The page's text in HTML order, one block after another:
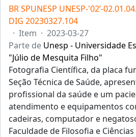
BR SPUNESP UNESP-'02’-
DIG 20230327.104
· Item · 2023-03-27
Parte de Unesp - Universidade
"Júlio de Mesquita Filho"
Fotografia Científica, da placa
Seção Técnica de Saúde,
profissional da saúde e um
atendimento e equipamentos
cadeiras, computador e
Faculdade de Filosofia e